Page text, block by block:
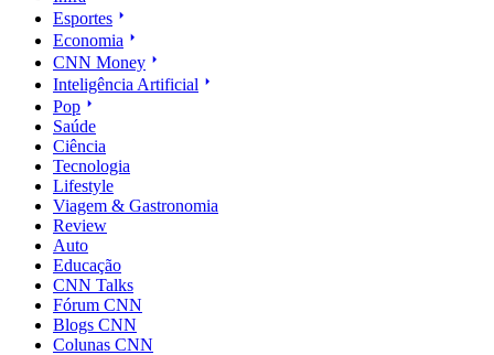
Esportes
Economia
CNN Money
Inteligência Artificial
Pop
Saúde
Ciência
Tecnologia
Lifestyle
Viagem & Gastronomia
Review
Auto
Educação
CNN Talks
Fórum CNN
Blogs CNN
Colunas CNN